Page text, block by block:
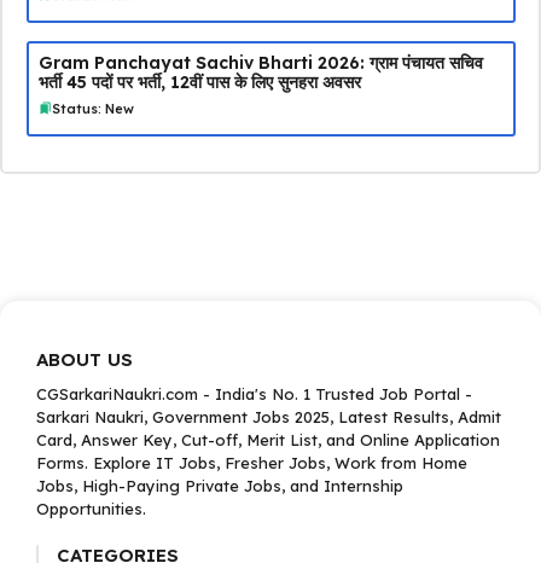
Gram Panchayat Sachiv Bharti 2026: ग्राम पंचायत सचिव
भर्ती 45 पदों पर भर्ती, 12वीं पास के लिए सुनहरा अवसर
Status: New
ABOUT US
CGSarkariNaukri.com - India's No. 1 Trusted Job Portal -
Sarkari Naukri, Government Jobs 2025, Latest Results, Admit
Card, Answer Key, Cut-off, Merit List, and Online Application
Forms. Explore IT Jobs, Fresher Jobs, Work from Home
Jobs, High-Paying Private Jobs, and Internship
Opportunities.
CATEGORIES